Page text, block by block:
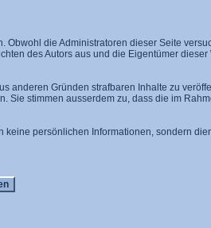
die Administratoren dieser Seite
des Autors aus und die Eigentümer
Gründen strafbaren Inhalte zu
stimmen ausserdem zu, dass die im
persönlichen Informationen, sondern